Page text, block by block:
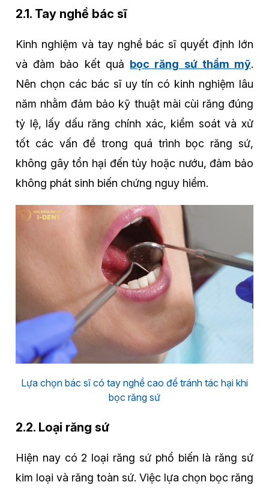
2.1. Tay nghề bác sĩ
Kinh nghiệm và tay nghề bác sĩ quyết định lớn
và đảm bảo kết quả bọc răng sứ thẩm mỹ.
Nên chọn các bác sĩ uy tín có kinh nghiệm lâu
năm nhằm đảm bảo kỹ thuật mài cùi răng đúng
tỷ lệ, lấy dấu răng chính xác, kiểm soát và xử
tốt các vấn đề trong quá trình bọc răng sứ,
không gây tổn hại đến tủy hoặc nướu, đảm bảo
không phát sinh biến chứng nguy hiểm.
Lựa chọn bác sĩ có tay nghề cao để tránh tác hại khi
bọc răng sứ
2.2. Loại răng sứ
Hiện nay có 2 loại răng sứ phổ biến là răng sứ
kim loại và răng toàn sứ. Việc lựa chọn bọc răng